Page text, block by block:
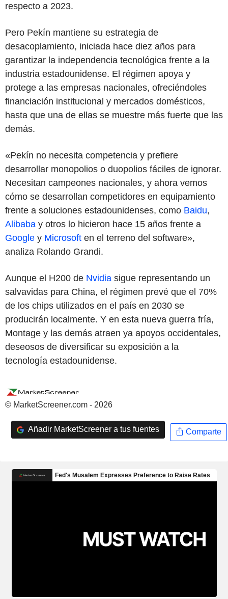
respecto a 2023.
Pero Pekín mantiene su estrategia de
desacoplamiento, iniciada hace diez años para
garantizar la independencia tecnológica frente a la
industria estadounidense. El régimen apoya y
protege a las empresas nacionales, ofreciéndoles
financiación institucional y mercados domésticos,
hasta que una de ellas se muestre más fuerte que las
demás.
«Pekín no necesita competencia y prefiere
desarrollar monopolios o duopolios fáciles de ignorar.
Necesitan campeones nacionales, y ahora vemos
cómo se desarrollan competidores en equipamiento
frente a soluciones estadounidenses, como Baidu,
Alibaba y otros lo hicieron hace 15 años frente a
Google y Microsoft en el terreno del software»,
analiza Rolando Grandi.
Aunque el H200 de Nvidia sigue representando un
salvavidas para China, el régimen prevé que el 70%
de los chips utilizados en el país en 2030 se
producirán localmente. Y en esta nueva guerra fría,
Montage y las demás atraen ya apoyos occidentales,
deseosos de diversificar su exposición a la
tecnología estadounidense.
© MarketScreener.com - 2026
Añadir MarketScreener a tus fuentes Comparte